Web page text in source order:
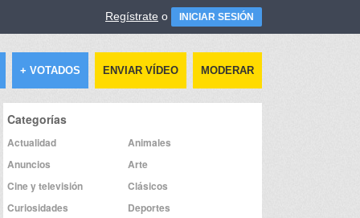
Regístrate o INICIAR SESIÓN
+ VOTADOS ENVIAR VÍDEO MODERAR
Categorías
Actualidad
Animales
Anuncios
Arte
Cine y televisión
Clásicos
Curiosidades
Deportes